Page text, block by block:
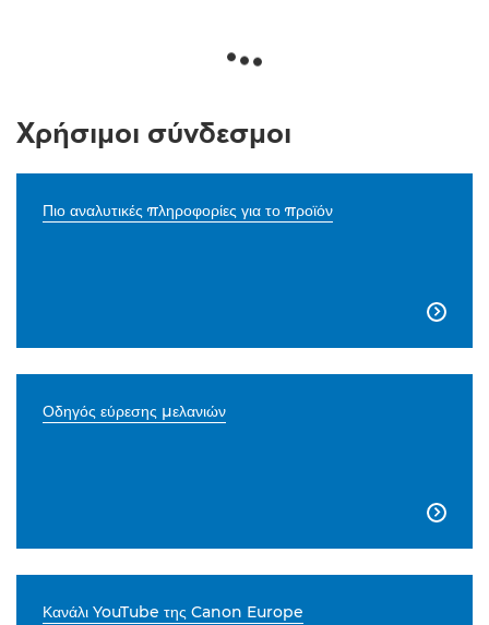
Χρήσιμοι σύνδεσμοι
Πιο αναλυτικές πληροφορίες για το προϊόν

Οδηγός εύρεσης μελανιών

Κανάλι YouTube της Canon Europe